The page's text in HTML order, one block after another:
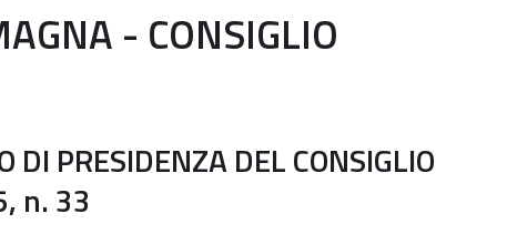
- CONSIGLIO
DI PRESIDENZA DEL CONSIGLIO
n. 33